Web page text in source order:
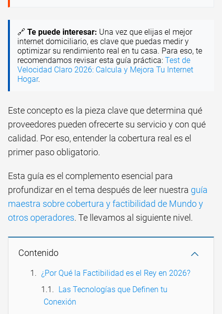
🔗 Te puede interesar: Una vez que elijas el mejor
internet domiciliario, es clave que puedas medir y
optimizar su rendimiento real en tu casa. Para eso, te
recomendamos revisar esta guía práctica: Test de
Velocidad Claro 2026: Calcula y Mejora Tu Internet
Hogar.
Este concepto es la pieza clave que determina qué
proveedores pueden ofrecerte su servicio y con qué
calidad. Por eso, entender la cobertura real es el
primer paso obligatorio.
Esta guía es el complemento esencial para
profundizar en el tema después de leer nuestra guía
maestra sobre cobertura y factibilidad de Mundo y
otros operadores. Te llevamos al siguiente nivel.
Contenido
¿Por Qué la Factibilidad es el Rey en 2026?
Las Tecnologías que Definen tu
Conexión